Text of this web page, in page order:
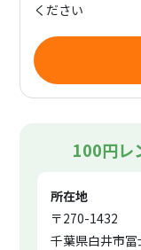
ください
100円レ
所在地
〒270-1432
千葉県白井市